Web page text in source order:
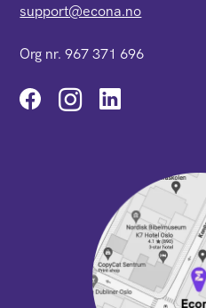
support@econa.no
Org nr. 967 371 696
Instagram